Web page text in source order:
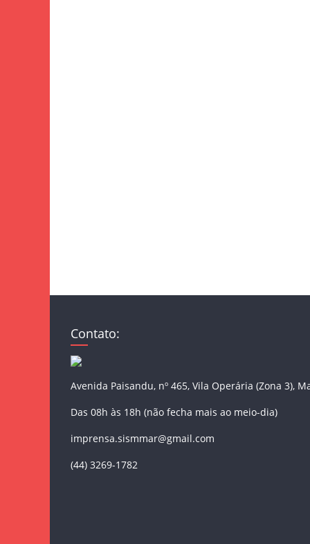
Contato:
Avenida Paisandu, nº 465, Vila Operária (Zona 3),
Das 08h às 18h (não fecha mais ao meio-dia)
imprensa.sismmar@gmail.com
(44) 3269-1782